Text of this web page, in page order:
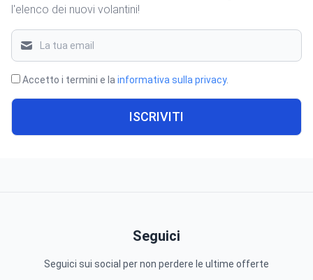
l'elenco dei nuovi volantini!
Accetto i termini e la informativa sulla privacy.
ISCRIVITI
Seguici
Seguici sui social per non perdere le ultime offerte